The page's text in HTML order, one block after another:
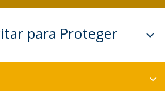
para Proteger